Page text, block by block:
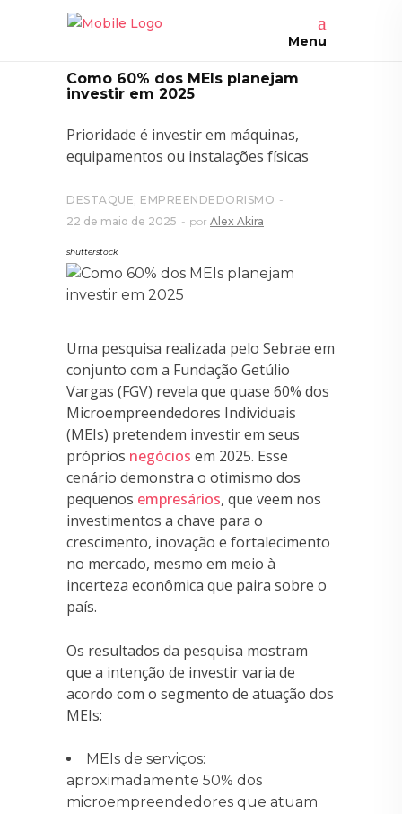
Menu
Como 60% dos MEIs planejam
investir em 2025
Prioridade é investir em máquinas,
equipamentos ou instalações físicas
DESTAQUE, EMPREENDEDORISMO
22 de maio de 2025
por Alex Akira
shutterstock
Uma pesquisa realizada pelo Sebrae em
conjunto com a Fundação Getúlio
Vargas (FGV) revela que quase 60% dos
Microempreendedores Individuais
(MEIs) pretendem investir em seus
próprios negócios em 2025. Esse
cenário demonstra o otimismo dos
pequenos empresários, que veem nos
investimentos a chave para o
crescimento, inovação e fortalecimento
no mercado, mesmo em meio à
incerteza econômica que paira sobre o
país.
Os resultados da pesquisa mostram
que a intenção de investir varia de
acordo com o segmento de atuação dos
MEIs:
MEIs de serviços:
aproximadamente 50% dos
microempreendedores que atuam